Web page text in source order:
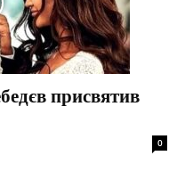
присвятив
0